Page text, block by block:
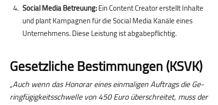
Social Media Betreuung:Ein Content Creator erstellt Inhalte
und plant Kampagnen für die Social Media Kanäle eines
Unternehmens. Diese Leistung ist abgabepflichtig.
Gesetzliche Bestimmungen (KSVK)
„Auch wenn das Ho­no­rar eines ein­ma­li­gen Auf­trags die Ge­
ring­fü­gig­keits­schwel­le von 450 Euro über­schrei­tet, muss der